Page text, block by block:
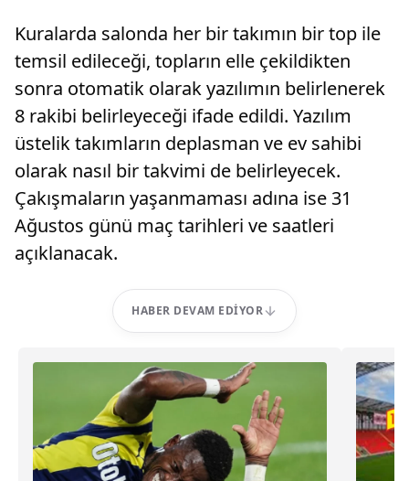
Kuralarda salonda her bir takımın bir top ile
temsil edileceği, topların elle çekildikten
sonra otomatik olarak yazılımın belirlenerek
8 rakibi belirleyeceği ifade edildi. Yazılım
üstelik takımların deplasman ve ev sahibi
olarak nasıl bir takvimi de belirleyecek.
Çakışmaların yaşanmaması adına ise 31
Ağustos günü maç tarihleri ve saatleri
açıklanacak.
HABER DEVAM EDIYOR